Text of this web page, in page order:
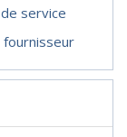
service